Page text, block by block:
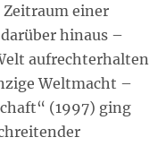
Zeitraum einer
hinaus –
aufrechterhalten
Weltmacht –
(1997) ging